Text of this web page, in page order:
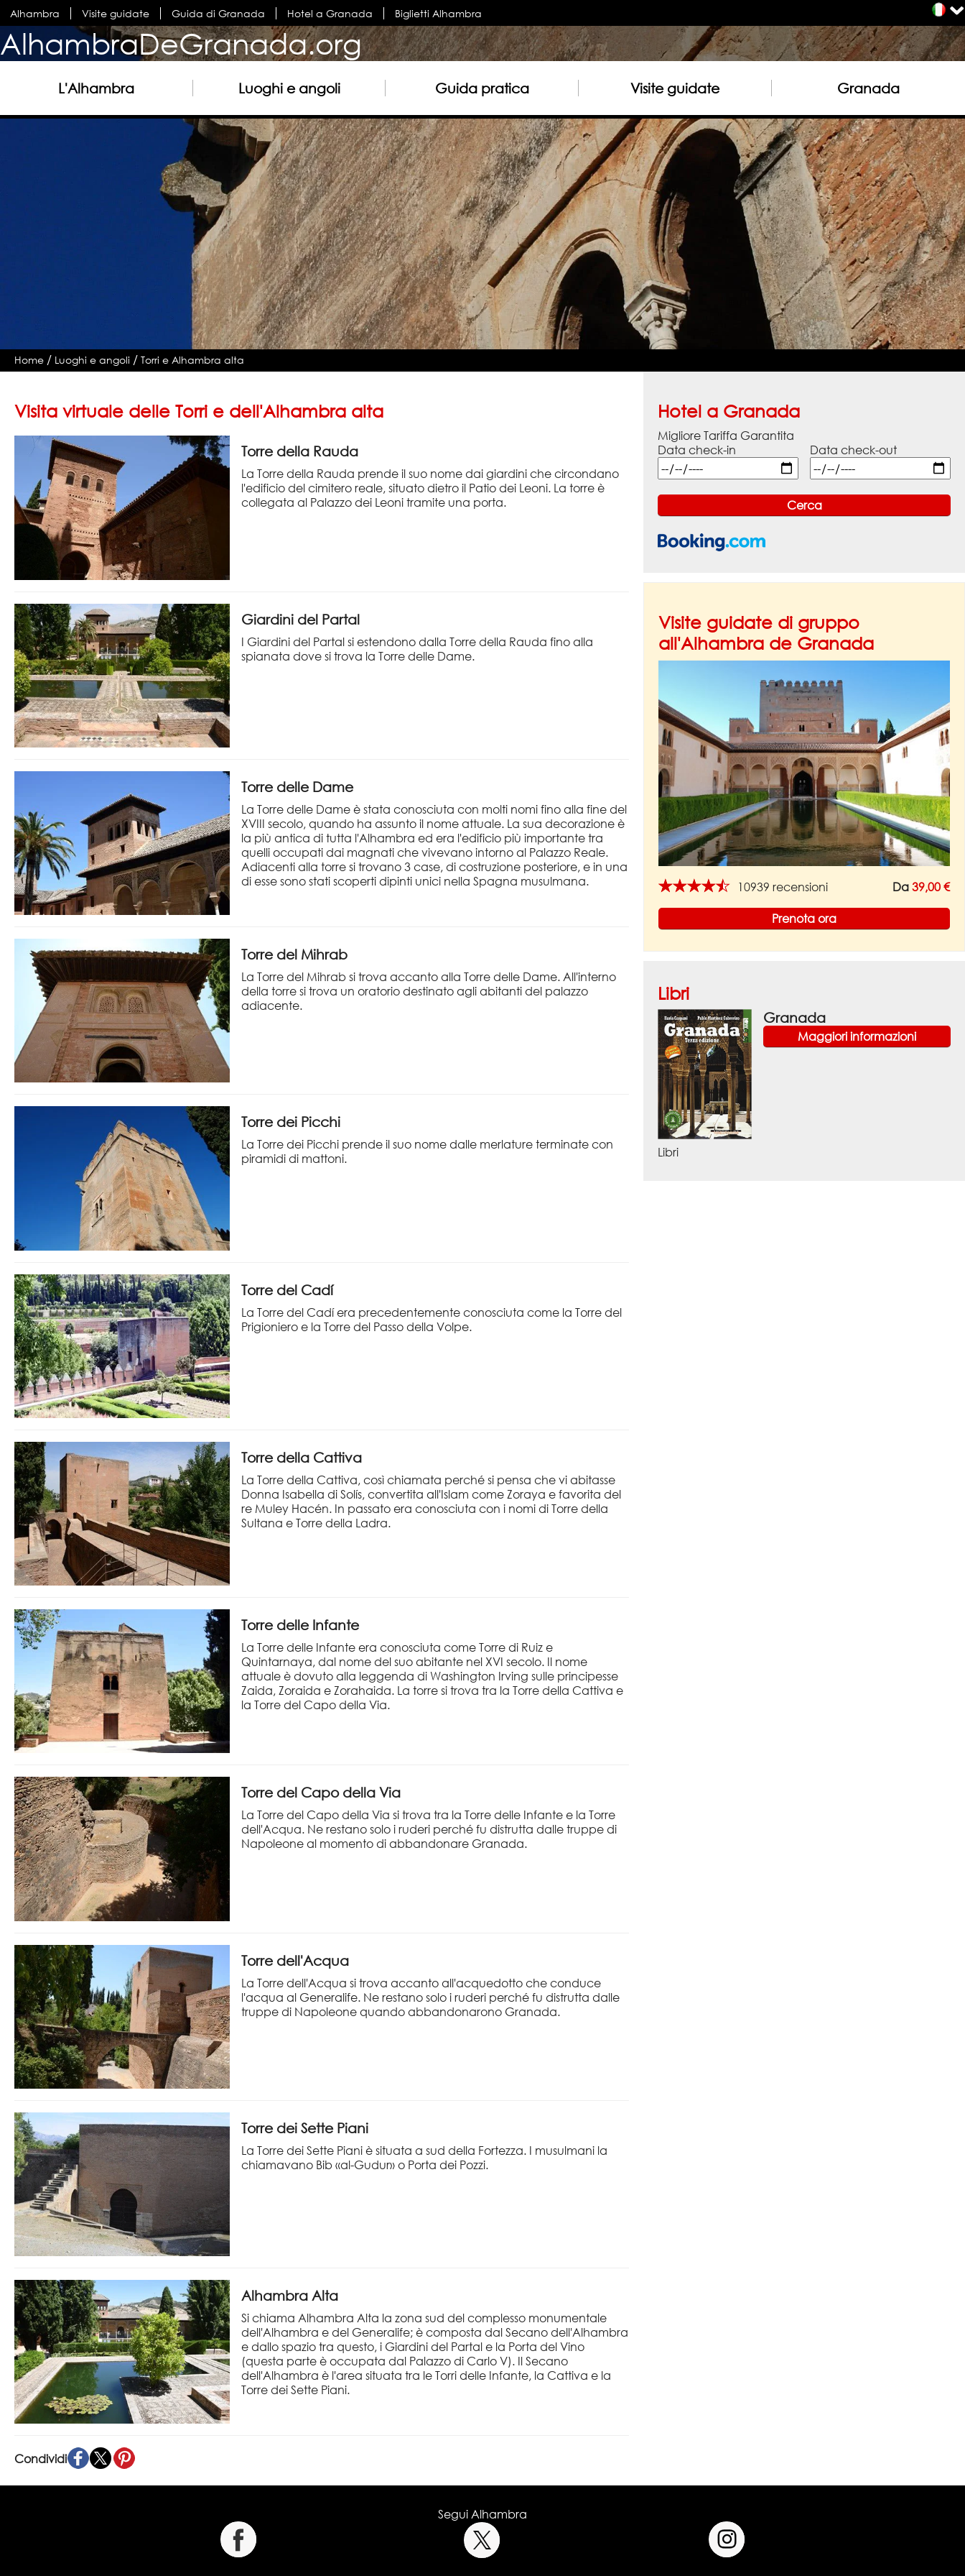
Alhambra Visite guidate Guida di Granada Hotel a Granada Biglietti Alhambra
AlhambraDeGranada.org
L'Alhambra Luoghi e angoli Guida pratica Visite guidate Granada
Home / Luoghi e angoli /Torri e Alhambra alta
Visita virtuale delle Torri e dell'Alhambra alta
Torre della Rauda
La Torre della Rauda prende il suo nome dai giardini che circondano
l'edificio del cimitero reale, situato dietro il Patio dei Leoni. La torre è
collegata al Palazzo dei Leoni tramite una porta.
Giardini del Partal
I Giardini del Partal si estendono dalla Torre della Rauda fino alla
spianata dove si trova la Torre delle Dame.
Torre delle Dame
La Torre delle Dame è stata conosciuta con molti nomi fino alla fine del
XVIII secolo, quando ha assunto il nome attuale. La sua decorazione è
la più antica di tutta l'Alhambra ed era l'edificio più importante tra
quelli occupati dai magnati che vivevano intorno al Palazzo Reale.
Adiacenti alla torre si trovano 3 case, di costruzione posteriore, e in una
di esse sono stati scoperti dipinti unici nella Spagna musulmana.
Torre del Mihrab
La Torre del Mihrab si trova accanto alla Torre delle Dame. All'interno
della torre si trova un oratorio destinato agli abitanti del palazzo
adiacente.
Torre dei Picchi
La Torre dei Picchi prende il suo nome dalle merlature terminate con
piramidi di mattoni.
Torre del Cadí
La Torre del Cadí era precedentemente conosciuta come la Torre del
Prigioniero e la Torre del Passo della Volpe.
Torre della Cattiva
La Torre della Cattiva, così chiamata perché si pensa che vi abitasse
Donna Isabella di Solís, convertita all'Islam come Zoraya e favorita del
re Muley Hacén. In passato era conosciuta con i nomi di Torre della
Sultana e Torre della Ladra.
Torre delle Infante
La Torre delle Infante era conosciuta come Torre di Ruiz e
Quintarnaya, dal nome del suo abitante nel XVI secolo. Il nome
attuale è dovuto alla leggenda di Washington Irving sulle principesse
Zaida, Zoraida e Zorahaida. La torre si trova tra la Torre della Cattiva e
la Torre del Capo della Via.
Torre del Capo della Via
La Torre del Capo della Via si trova tra la Torre delle Infante e la Torre
dell'Acqua. Ne restano solo i ruderi perché fu distrutta dalle truppe di
Napoleone al momento di abbandonare Granada.
Torre dell'Acqua
La Torre dell'Acqua si trova accanto all'acquedotto che conduce
l'acqua al Generalife. Ne restano solo i ruderi perché fu distrutta dalle
truppe di Napoleone quando abbandonarono Granada.
Torre dei Sette Piani
La Torre dei Sette Piani è situata a sud della Fortezza. I musulmani la
chiamavano Bib «al-Gudur» o Porta dei Pozzi.
Alhambra Alta
Si chiama Alhambra Alta la zona sud del complesso monumentale
dell'Alhambra e del Generalife; è composta dal Secano dell'Alhambra
e dallo spazio tra questo, i Giardini del Partal e la Porta del Vino
(questa parte è occupata dal Palazzo di Carlo V). Il Secano
dell'Alhambra è l'area situata tra le Torri delle Infante, la Cattiva e la
Torre dei Sette Piani.
Condividi
Hotel a Granada
Migliore Tariffa Garantita
Data check-in
Data check-out
Visite guidate di gruppo
all'Alhambra de Granada
★★★★★ 10939 recensioni Da 39,00 €
Prenota ora
Libri
Granada
Maggiori informazioni
Libri
Segui Alhambra